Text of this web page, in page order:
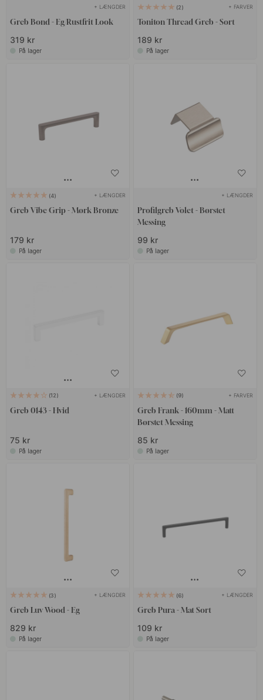
+ LÆNGDER
Greb Bond - Eg/Rustfrit Look
319 kr
På lager
2 + FARVER
Toniton Thread Greb - Sort
189 kr
På lager
4 + LÆNGDER
Greb Vibe Grip - Mørk Bronze
179 kr
På lager
+ LÆNGDER
Profilgreb Volet - Børstet
Messing
99 kr
På lager
12 + LÆNGDER
Greb 0143 - Hvid
75 kr
På lager
9 + FARVER
Greb Frank - 160mm - Matt
Børstet Messing
85 kr
På lager
3 + LÆNGDER
Greb Luv Wood - Eg
829 kr
På lager
6 + LÆNGDER
Greb Pura - Mat Sort
109 kr
På lager